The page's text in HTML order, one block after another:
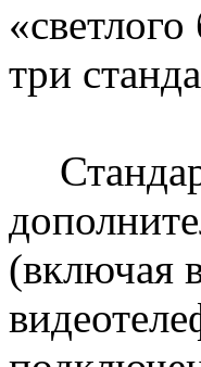
три
(включая